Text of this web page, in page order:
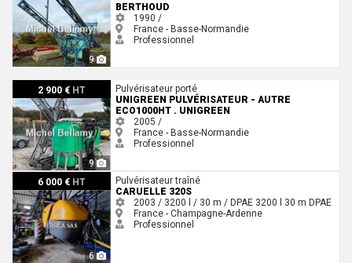
9
BERTHOUD
1990 /
France - Basse-Normandie
Professionnel
2 900 € HT
9
Unigreen Pulvérisateur - autre ECO1000HT . Unigreen
Pulvérisateur porté
UNIGREEN PULVÉRISATEUR - AUTRE
ECO1000HT . UNIGREEN
2005 /
France - Basse-Normandie
Professionnel
6 000 € HT
6
Caruelle 320S
Pulvérisateur traîné
CARUELLE 320S
2003 / 3200 l / 30 m / DPAE 3200 l 30 m DPAE
France - Champagne-Ardenne
Professionnel